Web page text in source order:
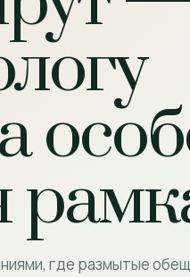
где размытые